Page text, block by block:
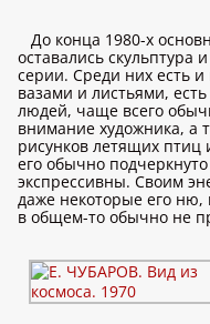
До конца 1980-х
оставались скульптура
серии. Среди них есть
вазами и листьями,
людей, чаще всего
внимание художника, а
рисунков летящих птиц
его обычно
экспрессивны. Своим
даже некоторые его ню,
в общем-то обычно не